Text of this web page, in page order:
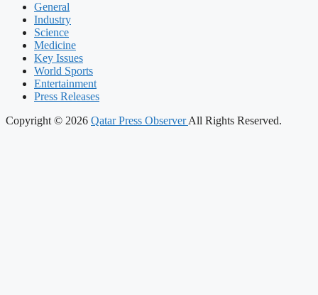
General
Industry
Science
Medicine
Key Issues
World Sports
Entertainment
Press Releases
Copyright © 2026 Qatar Press ObserverAll Rights Reserved.